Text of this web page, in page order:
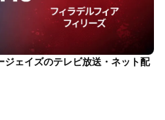
ジェイズのテレビ放送・ネット配